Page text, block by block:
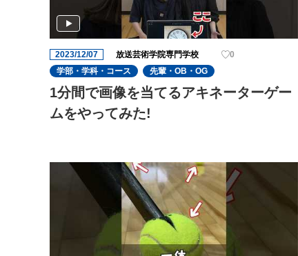
2023/12/07 放送芸術学院専門学校
0
学部・学科・コース
先輩・OB・OG
1分間で画像を当てるアキネーターゲー
ムをやってみた!